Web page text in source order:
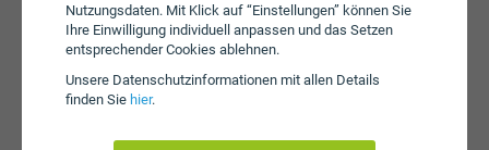
Nutzungsdaten. Mit Klick auf “Einstellungen” können Sie
Ihre Einwilligung individuell anpassen und das Setzen
entsprechender Cookies ablehnen.
Unsere Daten­schutz­informationen mit allen Details
finden Sie hier.
Prozessor
Octa-Core
Arbeitsspeicher
SIM-Karte